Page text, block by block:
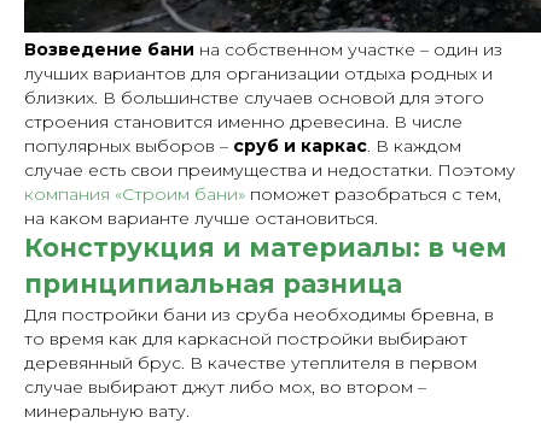
Возведение бани на собственном участке – один из
лучших вариантов для организации отдыха родных и
близких. В большинстве случаев основой для этого
строения становится именно древесина. В числе
популярных выборов – сруб и каркас. В каждом
случае есть свои преимущества и недостатки. Поэтому
компания «Строим бани» поможет разобраться с тем,
на каком варианте лучше остановиться.
Конструкция и материалы: в чем
принципиальная разница
Для постройки бани из сруба необходимы бревна, в
то время как для каркасной постройки выбирают
деревянный брус. В качестве утеплителя в первом
случае выбирают джут либо мох, во втором –
минеральную вату.